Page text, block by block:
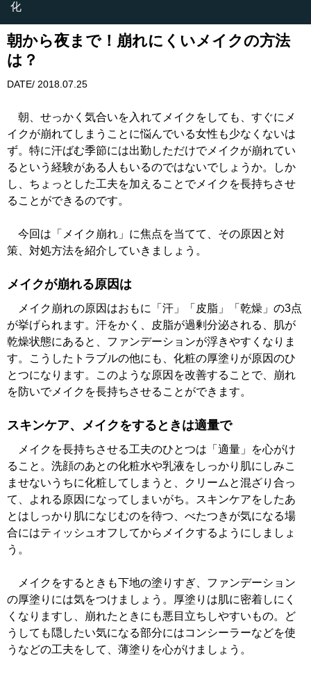
化
朝から夜まで！崩れにくいメイクの方法
は？
DATE/ 2018.07.25
朝、せっかく気合いを入れてメイクをしても、すぐにメ
イクが崩れてしまうことに悩んでいる女性も少なくないは
ず。特に汗ばむ季節には出勤しただけでメイクが崩れてい
るという経験がある人もいるのではないでしょうか。しか
し、ちょっとした工夫を加えることでメイクを長持ちさせ
ることができるのです。
今回は「メイク崩れ」に焦点を当てて、その原因と対
策、対処方法を紹介していきましょう。
メイクが崩れる原因は
メイク崩れの原因はおもに「汗」「皮脂」「乾燥」の3点
が挙げられます。汗をかく、皮脂が過剰分泌される、肌が
乾燥状態にあると、ファンデーションが浮きやすくなりま
す。こうしたトラブルの他にも、化粧の厚塗りが原因のひ
とつになります。このような原因を改善することで、崩れ
を防いでメイクを長持ちさせることができます。
スキンケア、メイクをするときは適量で
メイクを長持ちさせる工夫のひとつは「適量」を心がけ
ること。洗顔のあとの化粧水や乳液をしっかり肌にしみこ
ませないうちに化粧してしまうと、クリームと混ざり合っ
て、よれる原因になってしまいがち。スキンケアをしたあ
とはしっかり肌になじむのを待つ、べたつきが気になる場
合にはティッシュオフしてからメイクするようにしましょ
う。
メイクをするときも下地の塗りすぎ、ファンデーション
の厚塗りには気をつけましょう。厚塗りは肌に密着しにく
くなりますし、崩れたときにも悪目立ちしやすいもの。ど
うしても隠したい気になる部分にはコンシーラーなどを使
うなどの工夫をして、薄塗りを心がけましょう。